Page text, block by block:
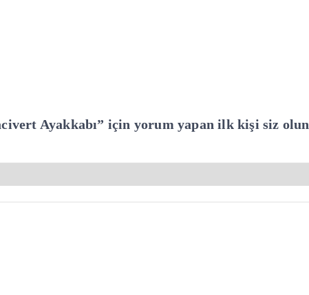
Ayakkabı” için yorum yapan ilk kişi siz olun